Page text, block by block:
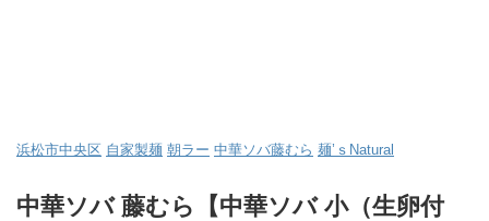
浜松市中央区 自家製麺 朝ラー 中華ソバ藤むら 麺’ｓNatural
中華ソバ 藤むら【中華ソバ 小（生卵付